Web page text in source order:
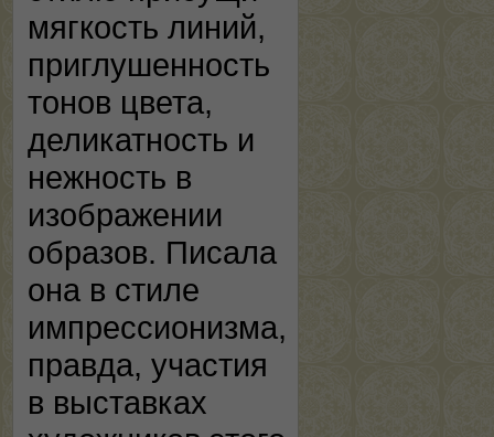
мягкость линий,
приглушенность
тонов цвета,
деликатность и
нежность в
изображении
образов. Писала
она в стиле
импрессионизма,
правда, участия
в выставках